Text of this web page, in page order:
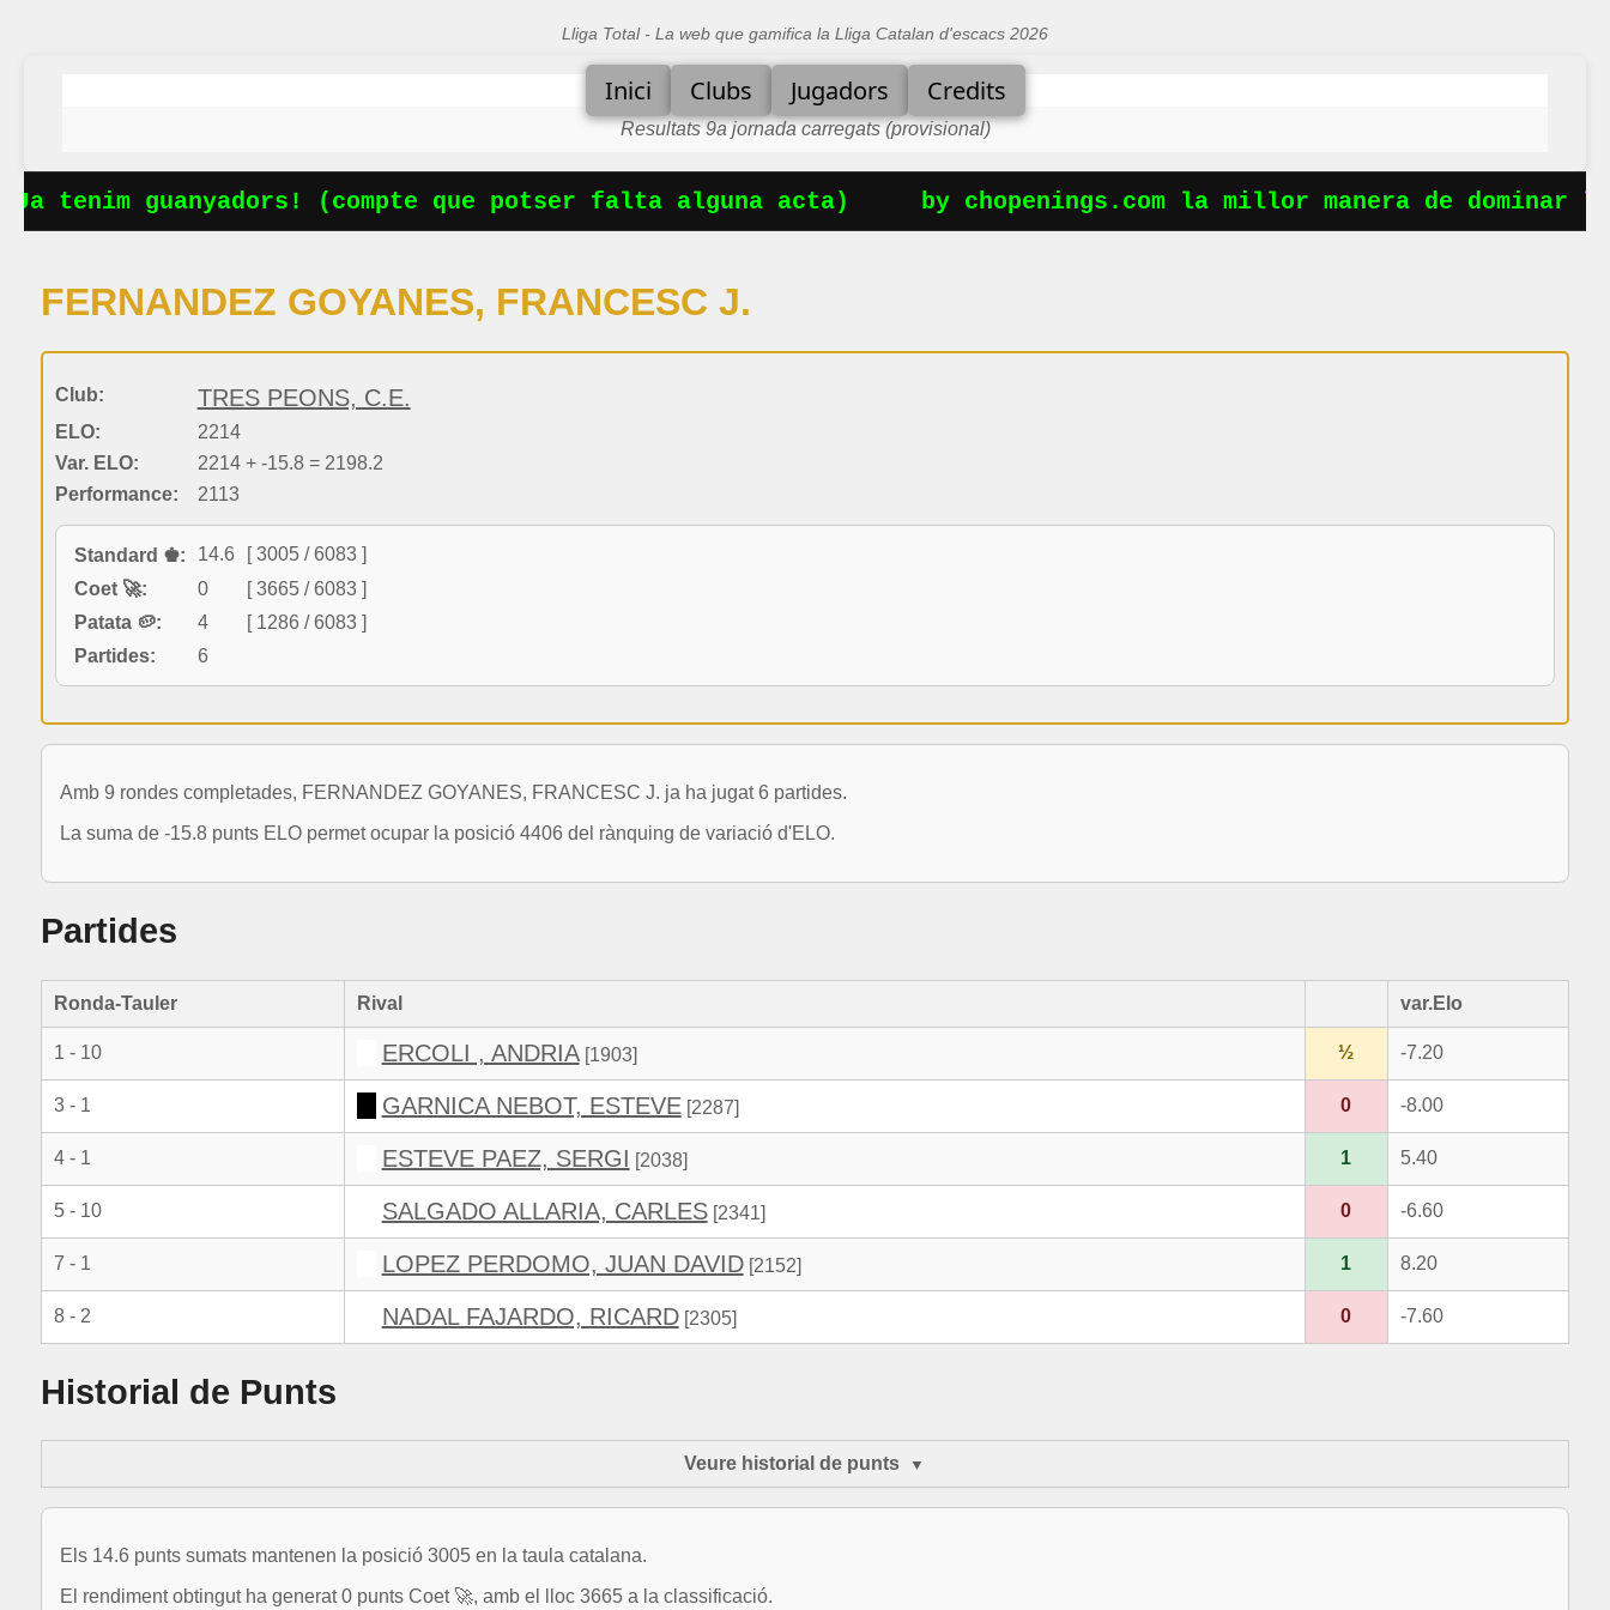
Lliga Total - La web que gamifica la Lliga Catalan d'escacs 2026
Inici Clubs Jugadors Credits
Resultats 9a jornada carregats (provisional)
tenim guanyadors! (compte que potser falta alguna acta) by chopenings.com la millor manera de dominar
FERNANDEZ GOYANES, FRANCESC J.
Club: TRES PEONS, C.E.
ELO:
2214
Var. ELO:
2214 + -15.8 = 2198.2
Performance:
2113
Standard ♚: 14.6
[ 3005 / 6083 ]
Coet 🚀:
0
[ 3665 / 6083 ]
Patata 🥔:
4
[ 1286 / 6083 ]
Partides:
6
Amb 9 rondes completades, FERNANDEZ GOYANES, FRANCESC J. ja ha jugat 6 partides.
La suma de -15.8 punts ELO permet ocupar la posició 4406 del rànquing de variació d'ELO.
Partides
Ronda-Tauler Rival var.Elo
1 - 10 ERCOLI , ANDRIA[1903] ½ -7.20
3 - 1 GARNICA NEBOT, ESTEVE[2287] 0 -8.00
4 - 1 ESTEVE PAEZ, SERGI [2038] 1 5.40
5 - 10 SALGADO ALLARIA, CARLES[2341] 0 -6.60
7 - 1 LOPEZ PERDOMO, JUAN DAVID[2152] 1 8.20
8 - 2 NADAL FAJARDO, RICARD[2305] 0 -7.60
Historial de Punts
Veure historial de punts
Els 14.6 punts sumats mantenen la posició 3005 en la taula catalana.
El rendiment obtingut ha generat 0 punts Coet 🚀, amb el lloc 3665 a la classificació.